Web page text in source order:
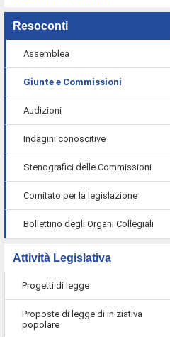
Resoconti
Assemblea
Giunte e Commissioni
Audizioni
Indagini conoscitive
Stenografici delle Commissioni
Comitato per la legislazione
Bollettino degli Organi Collegiali
Attività Legislativa
Progetti di legge
Proposte di legge di iniziativa
popolare